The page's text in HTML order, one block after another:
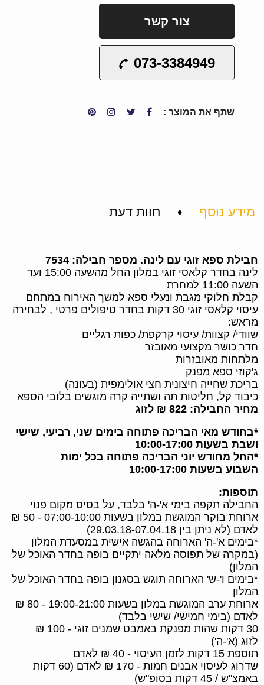
צור קשר
073-3384949
שתף את המוצר :
מידע נוסף • חוות דעת
חבילת ספא זוגי עם לינה. מספר חבילה: 7534
לינה בחדר קלאסי זוגי במלון החל מהשעה 15:00 ועד
השעה 11:00 למחרת
קבלת חלוקי מגבת ונעלי ספא למשך האירוח במתחם
עיסוי קלאסי זוגי 30 דקות בחדר טיפולים פרטי , לבחירה
מראש:
שוודי/ קצוות/ עיסוי קרקפת/ כפות רגליים
חדר כושר מקצועי מאובזר
מלתחות מאובזרות
ג'קוזי ספא מפנק
בריכת שחייה חיצונית חצי אולימפית (בעונה)
כיבוד קל, חליטות תה ושתייה קרה מוגשים בלובי הספא
מחיר החבילה: 822 ₪ לזוג
*בחודש מאי הבריכה פתוחה בימים שני, רביעי, שישי
ושבת בשעות 10:00-17:00
*החל מחודש יוני הבריכה פתוחה בכל ימות
השבוע בשעות 10:00-17:00
תוספות:
החבילה תקפה בימי א'-ה' בלבד, על בסיס מקום פנוי
ארוחת בוקר המוגשת במלון בשעות 07:00-10:00 - 50 ₪
לאדם (לא ניתן בין 29.03.18-07.04.18)
*בימים א'-ה' הארוחה בהגשה אישית במסעדת המלון
(במקרה של תפוסה מלאה יתקיים בופה בחדר האוכל של
המלון)
*בימים ו'-ש' הארוחה תוגש בסגנון בופה בחדר האוכל של
המלון
ארוחת ערב המוגשת במלון בשעות 19:00-21:00 - 80 ₪
לאדם (בימי חמישי/ שישי בלבד)
30 דקות שהות מפנקת באמבט שמנים זוגי - 100 ₪
לזוג (א'-ה')
תוספת 15 דקות לזמן העיסוי - 40 ₪ לאדם
שדרוג לעיסוי אבנים חמות - 170 ₪ לאדם (60 דקות
באמצ"ש / 45 דקות בסופ"ש)